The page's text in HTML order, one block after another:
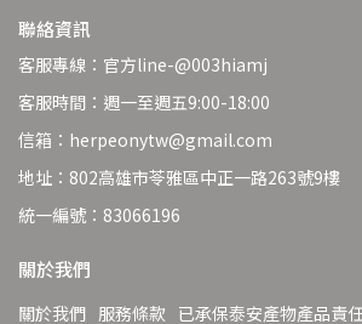
聯絡資訊
客服專線：官方line-@003hiamj
客服時間：週一至週五9:00-18:00
信箱：herpeonytw@gmail.com
地址：802高雄市苓雅區中正一路263號9樓
統一編號：83066196
關於我們
關於我們 服務條款 已承保泰安產物產品責